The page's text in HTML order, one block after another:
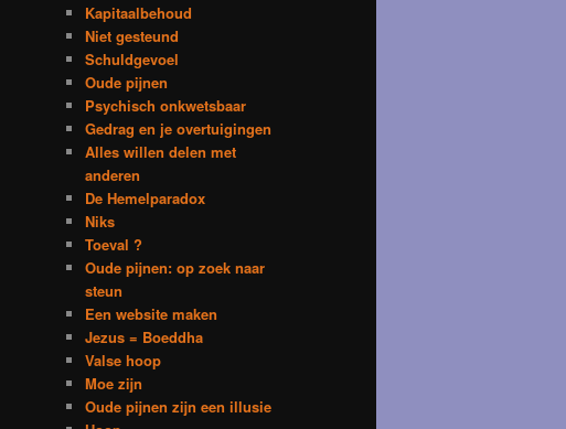
Kapitaalbehoud
Niet gesteund
Schuldgevoel
Oude pijnen
Psychisch onkwetsbaar
Gedrag en je overtuigingen
Alles willen delen met
anderen
De Hemelparadox
Niks
Toeval ?
Oude pijnen: op zoek naar
steun
Een website maken
Jezus = Boeddha
Valse hoop
Moe zijn
Oude pijnen zijn een illusie